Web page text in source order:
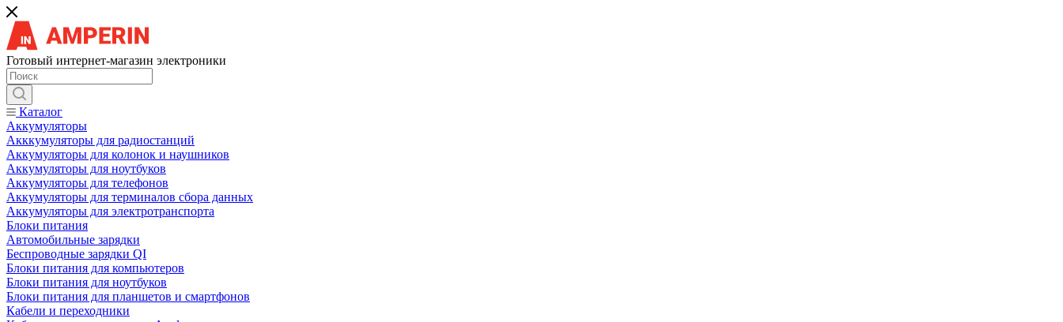
Готовый интернет-магазин электроники
Каталог
Аккумуляторы
Акккумуляторы для радиостанций
Аккумуляторы для колонок и наушников
Аккумуляторы для ноутбуков
Аккумуляторы для телефонов
Аккумуляторы для терминалов сбора данных
Аккумуляторы для электротранспорта
Блоки питания
Автомобильные зарядки
Беспроводные зарядки QI
Блоки питания для компьютеров
Блоки питания для ноутбуков
Блоки питания для планшетов и смартфонов
Кабели и переходники